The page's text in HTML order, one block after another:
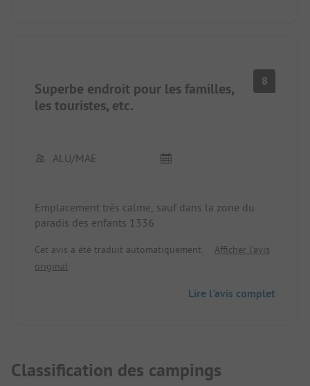
Superbe endroit pour les familles,
les touristes, etc.
8
ALU/MAE
Emplacement très calme, sauf dans la zone du
paradis des enfants 1336
Cet avis a été traduit automatiquement.
Afficher l'avis
original
Lire l'avis complet
Classification des campings